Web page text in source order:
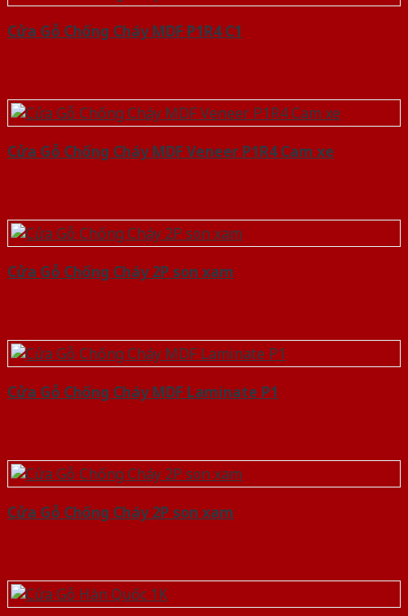
Cửa Gỗ Chống Cháy MDF P1R4 C1
Cửa Gỗ Chống Cháy MDF Veneer P1R4 Cam xe
Cửa Gỗ Chống Cháy 2P son xam
Cửa Gỗ Chống Cháy MDF Laminate P1
Cửa Gỗ Chống Cháy 2P son xam